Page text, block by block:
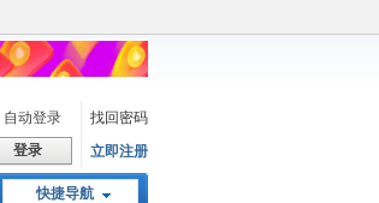
自动登录
找回密码
登录 立即注册
快捷导航